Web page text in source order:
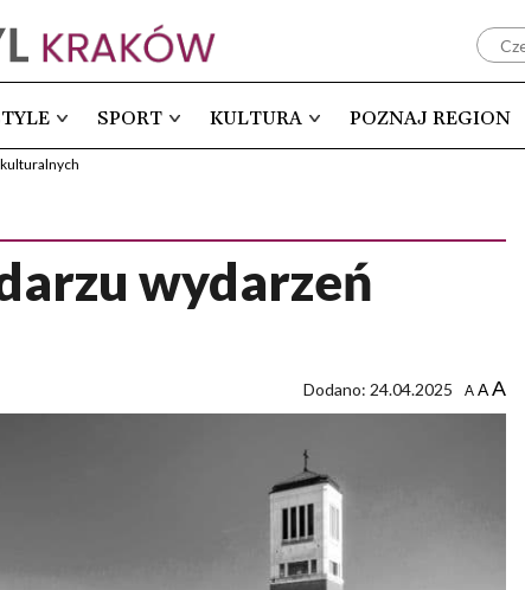
SPORT KULTURA POZNAJ REGION
wydarzeń
Dodano: 24.04.2025 A AA